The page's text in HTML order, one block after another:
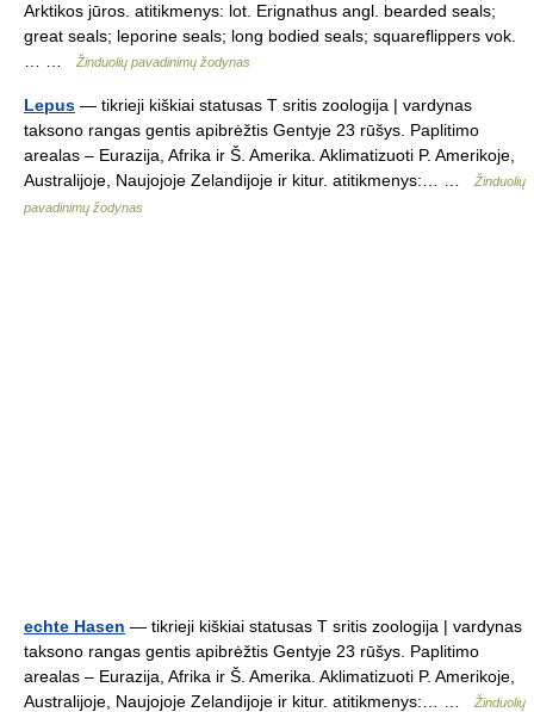
Arktikos jūros. atitikmenys: lot. Erignathus angl. bearded seals;
great seals; leporine seals; long bodied seals; squareflippers vok.
Žinduolių pavadinimų žodynas
Lepus — tikrieji kiškiai statusas T sritis zoologija | vardynas
taksono rangas gentis apibrėžtis Gentyje 23 rūšys. Paplitimo
arealas – Eurazija, Afrika ir Š. Amerika. Aklimatizuoti P. Amerikoje,
Australijoje, Naujojoje Zelandijoje ir kitur. atitikmenys:… …
Žinduolių
pavadinimų žodynas
echte Hasen — tikrieji kiškiai statusas T sritis zoologija | vardynas
taksono rangas gentis apibrėžtis Gentyje 23 rūšys. Paplitimo
arealas – Eurazija, Afrika ir Š. Amerika. Aklimatizuoti P. Amerikoje,
Australijoje, Naujojoje Zelandijoje ir kitur. atitikmenys:… …
Žinduolių